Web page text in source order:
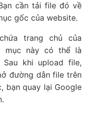
cần tải file đó về
gốc của website.
trang chủ của
mục này có thể là
Sau khi upload file,
đường dẫn file trên
bạn quay lại Google